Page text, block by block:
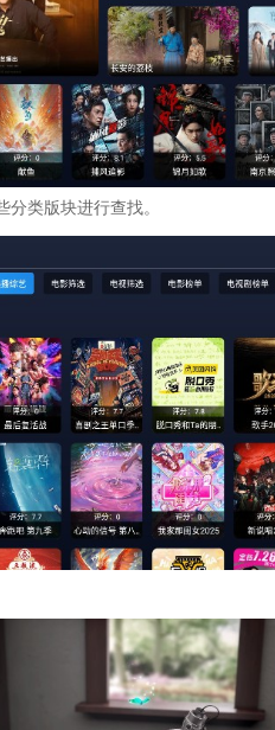
类版块进行查找。